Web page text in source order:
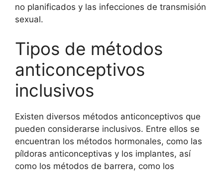
no planificados y las infecciones de transmisión
sexual.
Tipos de métodos
anticonceptivos
inclusivos
Existen diversos métodos anticonceptivos que
pueden considerarse inclusivos. Entre ellos se
encuentran los métodos hormonales, como las
píldoras anticonceptivas y los implantes, así
como los métodos de barrera, como los